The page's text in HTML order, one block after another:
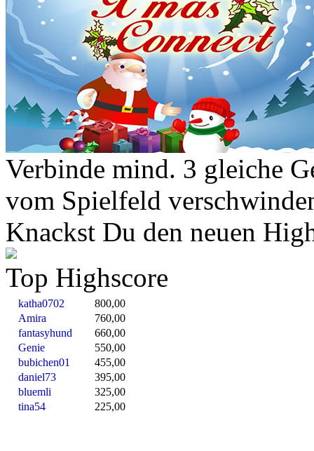
Verbinde mind. 3 gleiche
vom Spielfeld
Knackst Du den neuen
Top Highscore
katha0702
800,00
Amira
760,00
fantasyhund
660,00
Genie
550,00
bubichen01
455,00
daniel73
395,00
bluemli
325,00
tina54
225,00